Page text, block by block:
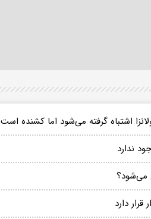
اشتباه گرفته می‌شود اما کشنده است
ندارد
می‌شود؟